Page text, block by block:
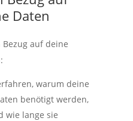
Daten
auf deine
warum deine
benötigt werden,
wie lange sie